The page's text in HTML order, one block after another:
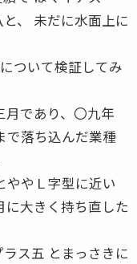
、 未だに水面上に
ついて検証してみ
月であり、〇九年
で落ち込んだ業種
ややＬ字型に近い
大きく持ち直した
ス五 とまっさきに